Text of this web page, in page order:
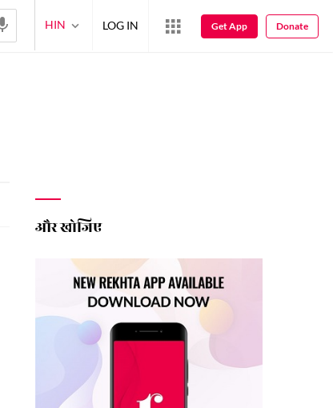
और खोजिए
HIN LOG IN Get App Donate